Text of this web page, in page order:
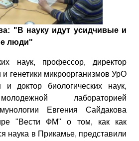
"В науку идут усидчивые и
люди"
наук, профессор, директор
и генетики микроорганизмов УрО
доктор биологических наук,
лабораторией
Евгения Сайдакова
"Вести ФМ" о том, как как
наука в Прикамье, представили